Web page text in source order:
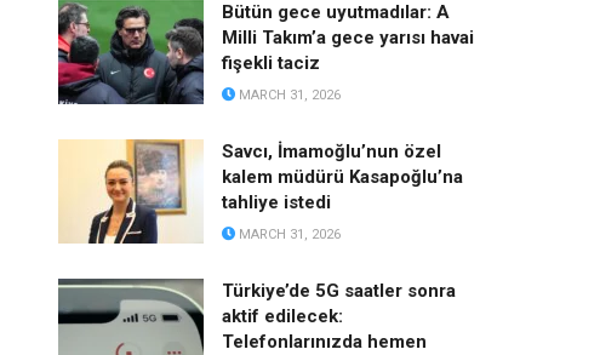
Bütün gece uyutmadılar: A
Milli Takım’a gece yarısı havai
fişekli taciz
MARCH 31, 2026
Savcı, İmamoğlu’nun özel
kalem müdürü Kasapoğlu’na
tahliye istedi
MARCH 31, 2026
Türkiye’de 5G saatler sonra
aktif edilecek:
Telefonlarınızda hemen